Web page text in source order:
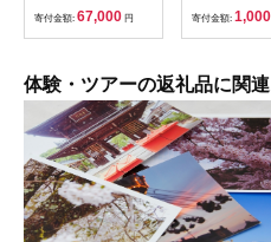
寄付金額: 67,000 円
助券 楽しい
出を！ 宿泊券
別府市 3000
円 30万円 ホ
館 温泉 旅行
ケット クーポ
お泊り 別府温
観光 地獄めぐ
すすめ 人気
約_B030-007
寄付金額:
体験・ツアーの返礼品に関